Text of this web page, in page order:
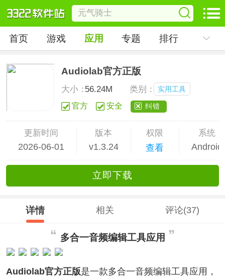
首页 游戏 应用 专题 排行
Audiolab官方正版
大小：56.24M 类别： 实用工具
官方 安全 纠错
更新时间
2026-06-01
版本
v1.3.24
权限
查看
系统
Android
立即下载
详情 相关 评论(37)
多合一音频编辑工具应用
Audiolab官方正版是一款多合一音频编辑工具应用，